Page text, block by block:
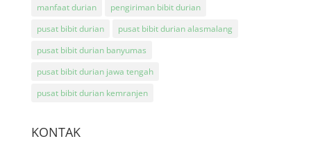
manfaat durian
pengiriman bibit durian
pusat bibit durian
pusat bibit durian alasmalang
pusat bibit durian banyumas
pusat bibit durian jawa tengah
pusat bibit durian kemranjen
KONTAK